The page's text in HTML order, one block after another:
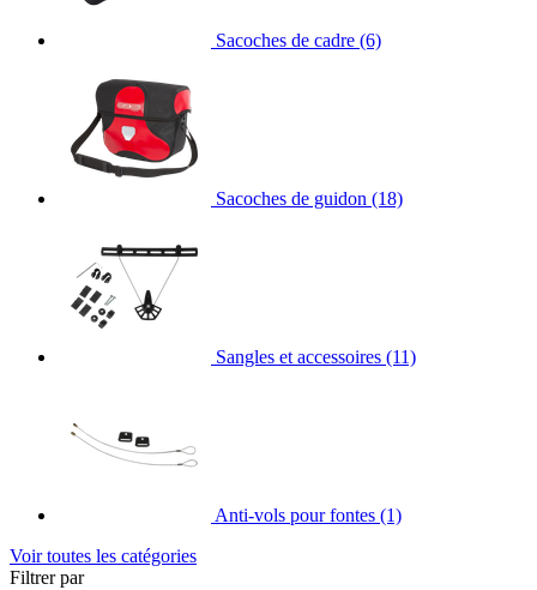
Sacoches de cadre (6)
Sacoches de guidon (18)
Sangles et accessoires (11)
Anti-vols pour fontes (1)
Voir toutes les catégories
Filtrer par